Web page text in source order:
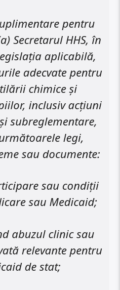
pentru
Secretarul HHS, în
aplicabilă,
adecvate pentru
chimice și
inclusiv acțiuni
subreglementare,
legi,
sau documente:
sau condiții
sau Medicaid;
abuzul clinic sau
relevante pentru
de stat;